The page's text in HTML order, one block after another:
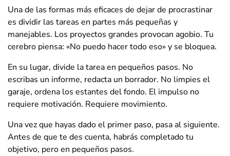
Una de las formas más eficaces de dejar de procrastinar
es dividir las tareas en partes más pequeñas y
manejables. Los proyectos grandes provocan agobio. Tu
cerebro piensa: «No puedo hacer todo eso» y se bloquea.
En su lugar, divide la tarea en pequeños pasos. No
escribas un informe, redacta un borrador. No limpies el
garaje, ordena los estantes del fondo. El impulso no
requiere motivación. Requiere movimiento.
Una vez que hayas dado el primer paso, pasa al siguiente.
Antes de que te des cuenta, habrás completado tu
objetivo, pero en pequeños pasos.